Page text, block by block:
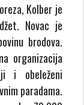
Kolber je
Novac je
brodova.
organizacija
i obeleženi
paradama.